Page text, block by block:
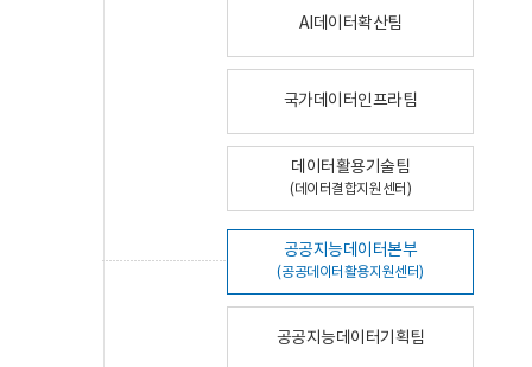
AI데이터확산팀
국가데이터인프라팀
데이터활용기술팀
(데이터결합지원센터)
공공지능데이터본부
(공공데이터활용지원센터)
공공지능데이터기획팀